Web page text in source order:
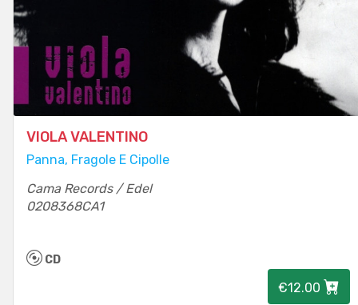
VIOLA VALENTINO
Panna, Fragole E Cipolle
Cama Records / Edel
0208368CA1
CD
€12.00